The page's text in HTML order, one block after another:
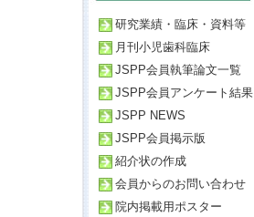
研究業績・臨床・資料等
月刊小児歯科臨床
JSPP会員執筆論文一覧
JSPP会員アンケート結果
JSPP NEWS
JSPP会員掲示版
紹介状の作成
会員からのお問い合わせ
院内掲載用ポスター